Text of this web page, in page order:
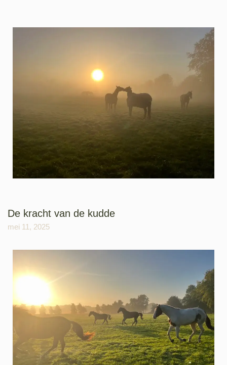
De kracht van de kudde
mei 11, 2025